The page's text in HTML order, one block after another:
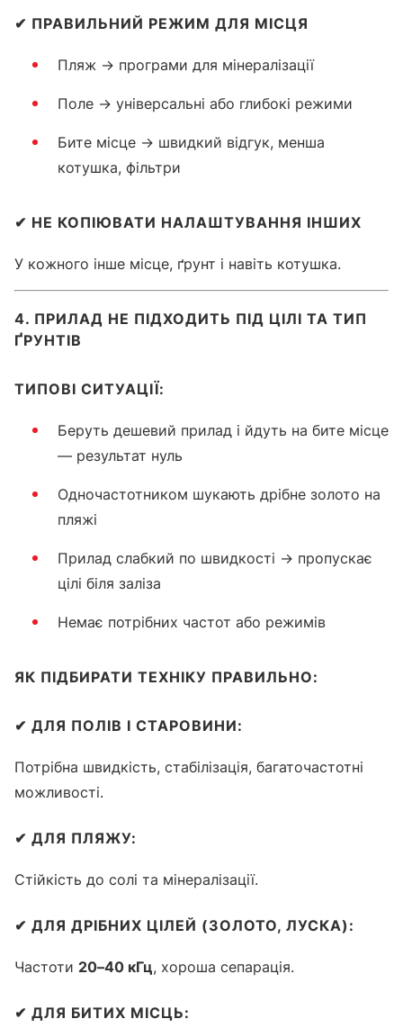
✔ ПРАВИЛЬНИЙ РЕЖИМ ДЛЯ МІСЦЯ
Пляж → програми для мінералізації
Поле → універсальні або глибокі режими
Бите місце → швидкий відгук, менша
котушка, фільтри
✔ НЕ КОПІЮВАТИ НАЛАШТУВАННЯ ІНШИХ
У кожного інше місце, ґрунт і навіть котушка.
4. ПРИЛАД НЕ ПІДХОДИТЬ ПІД ЦІЛІ ТА ТИП
ҐРУНТІВ
ТИПОВІ СИТУАЦІЇ:
Беруть дешевий прилад і йдуть на бите місце
— результат нуль
Одночастотником шукають дрібне золото на
пляжі
Прилад слабкий по швидкості → пропускає
цілі біля заліза
Немає потрібних частот або режимів
ЯК ПІДБИРАТИ ТЕХНІКУ ПРАВИЛЬНО:
✔ ДЛЯ ПОЛІВ І СТАРОВИНИ:
Потрібна швидкість, стабілізація, багаточастотні
можливості.
✔ ДЛЯ ПЛЯЖУ:
Стійкість до солі та мінералізації.
✔ ДЛЯ ДРІБНИХ ЦІЛЕЙ (ЗОЛОТО, ЛУСКА):
Частоти 20–40 кГц, хороша сепарація.
✔ ДЛЯ БИТИХ МІСЦЬ: